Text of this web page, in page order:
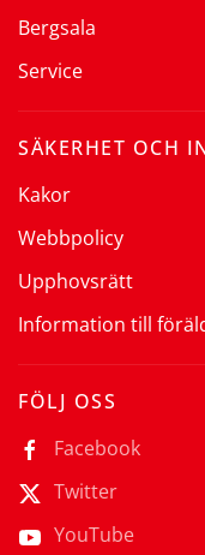
Bergsala
Service
SÄKERHET OCH
Kakor
Webbpolicy
Upphovsrätt
Information till
FÖLJ OSS
Facebook
Twitter
YouTube